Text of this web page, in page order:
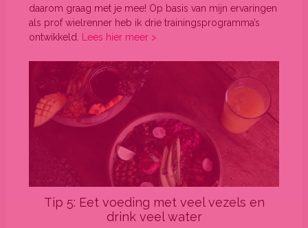
daarom graag met je mee! Op basis van mijn ervaringen
als prof wielrenner heb ik drie trainingsprogramma’s
ontwikkeld.
Lees hier meer >
Tip 5: Eet voeding met veel vezels en
drink veel water